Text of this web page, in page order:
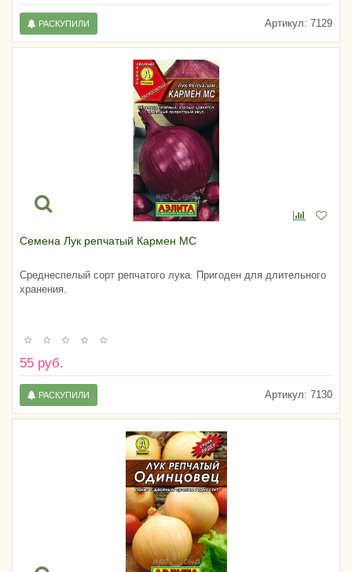
Артикул: 7129
РАСКУПИЛИ
Семена Лук репчатый Кармен МС
Среднеспелый сорт репчатого лука. Пригоден для длительного
хранения.
55 руб.
Артикул: 7130
РАСКУПИЛИ